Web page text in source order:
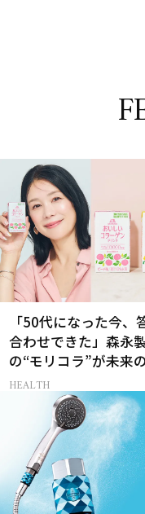
「50代になった今、
合わせできた」森永
の“モリコラ”が未来
レイを連れてくる！
HEALTH